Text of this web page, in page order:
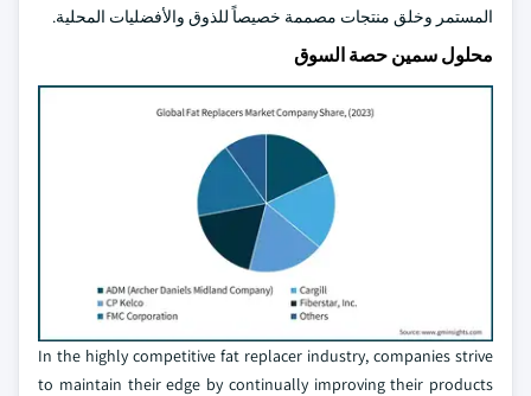
المستمر وخلق منتجات مصممة خصيصاً للذوق والأفضليات المحلية.
محلول سمين حصة السوق
In the highly competitive fat replacer industry, companies strive
to maintain their edge by continually improving their products